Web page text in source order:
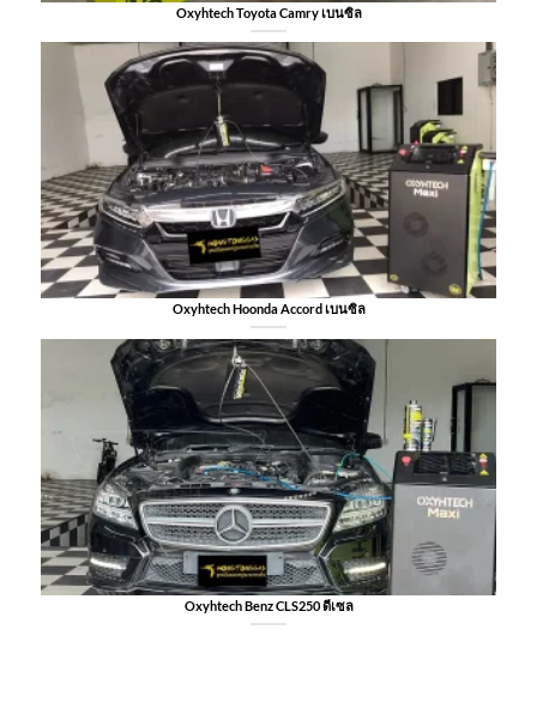
Oxyhtech Toyota Camry เบนซิล
Oxyhtech Hoonda Accord เบนซิล
Oxyhtech Benz CLS250 ดีเซล